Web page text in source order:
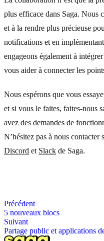
plus efficace dans Saga. Nous
et à la rendre plus précieuse
notifications et en
engageons également à
vous aider à connecter les
Nous espérons que vous
et si vous le faites, faites-nous
avez des demandes de
N’hésitez pas à nous contacter
Discord et Slack de Saga.
Précédent
5 nouveaux blocs
Suivant
Partage public et applications